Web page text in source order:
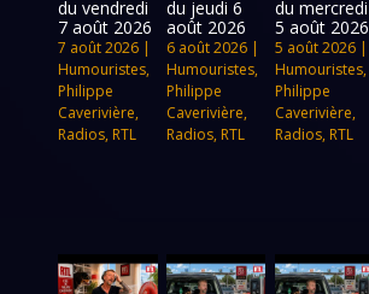
du vendredi
7 août 2026
7 août 2026 |
Humouristes,
Philippe
Caverivière,
Radios, RTL
du jeudi 6
août 2026
6 août 2026|
Humouristes,
Philippe
Caverivière,
Radios, RTL
du mercredi
5 août 2026
5 août 2026|
Humouristes,
Philippe
Caverivière,
Radios, RTL